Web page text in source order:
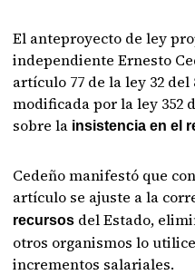
El anteproyecto de ley
independiente Ernesto
artículo 77 de la ley 32 del
modificada por la ley 352
sobre la insistencia en el
Cedeño manifestó que
artículo se ajuste a la
recursos del Estado,
otros organismos lo
incrementos salariales.